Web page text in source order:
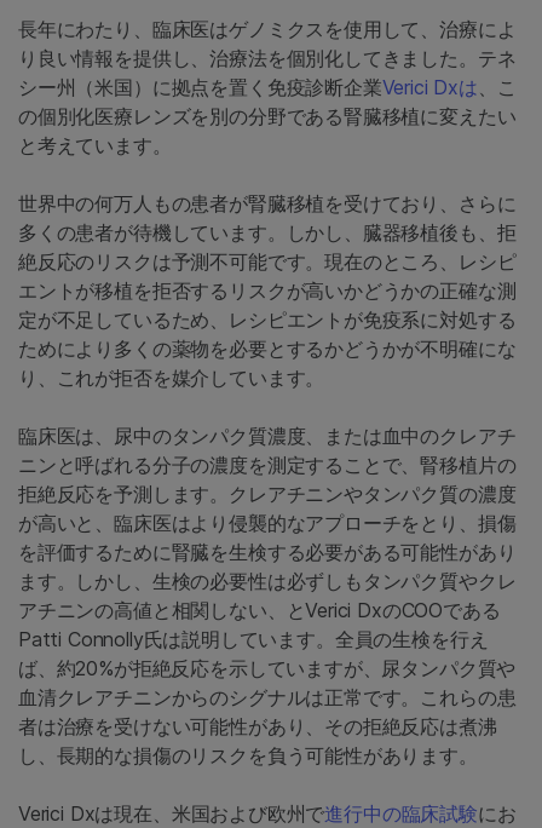
長年にわたり、臨床医はゲノミクスを使用して、治療によ
り良い情報を提供し、治療法を個別化してきました。テネ
シー州（米国）に拠点を置く免疫診断企業Verici Dxは、こ
の個別化医療レンズを別の分野である腎臓移植に変えたい
と考えています。
世界中の何万人もの患者が腎臓移植を受けており、さらに
多くの患者が待機しています。しかし、臓器移植後も、拒
絶反応のリスクは予測不可能です。現在のところ、レシピ
エントが移植を拒否するリスクが高いかどうかの正確な測
定が不足しているため、レシピエントが免疫系に対処する
ためにより多くの薬物を必要とするかどうかが不明確にな
り、これが拒否を媒介しています。
臨床医は、尿中のタンパク質濃度、または血中のクレアチ
ニンと呼ばれる分子の濃度を測定することで、腎移植片の
拒絶反応を予測します。クレアチニンやタンパク質の濃度
が高いと、臨床医はより侵襲的なアプローチをとり、損傷
を評価するために腎臓を生検する必要がある可能性があり
ます。しかし、生検の必要性は必ずしもタンパク質やクレ
アチニンの高値と相関しない、とVerici DxのCOOである
Patti Connolly氏は説明しています。全員の生検を行え
ば、約20%が拒絶反応を示していますが、尿タンパク質や
血清クレアチニンからのシグナルは正常です。これらの患
者は治療を受けない可能性があり、その拒絶反応は煮沸
し、長期的な損傷のリスクを負う可能性があります。
Verici Dxは現在、米国および欧州で進行中の臨床試験にお